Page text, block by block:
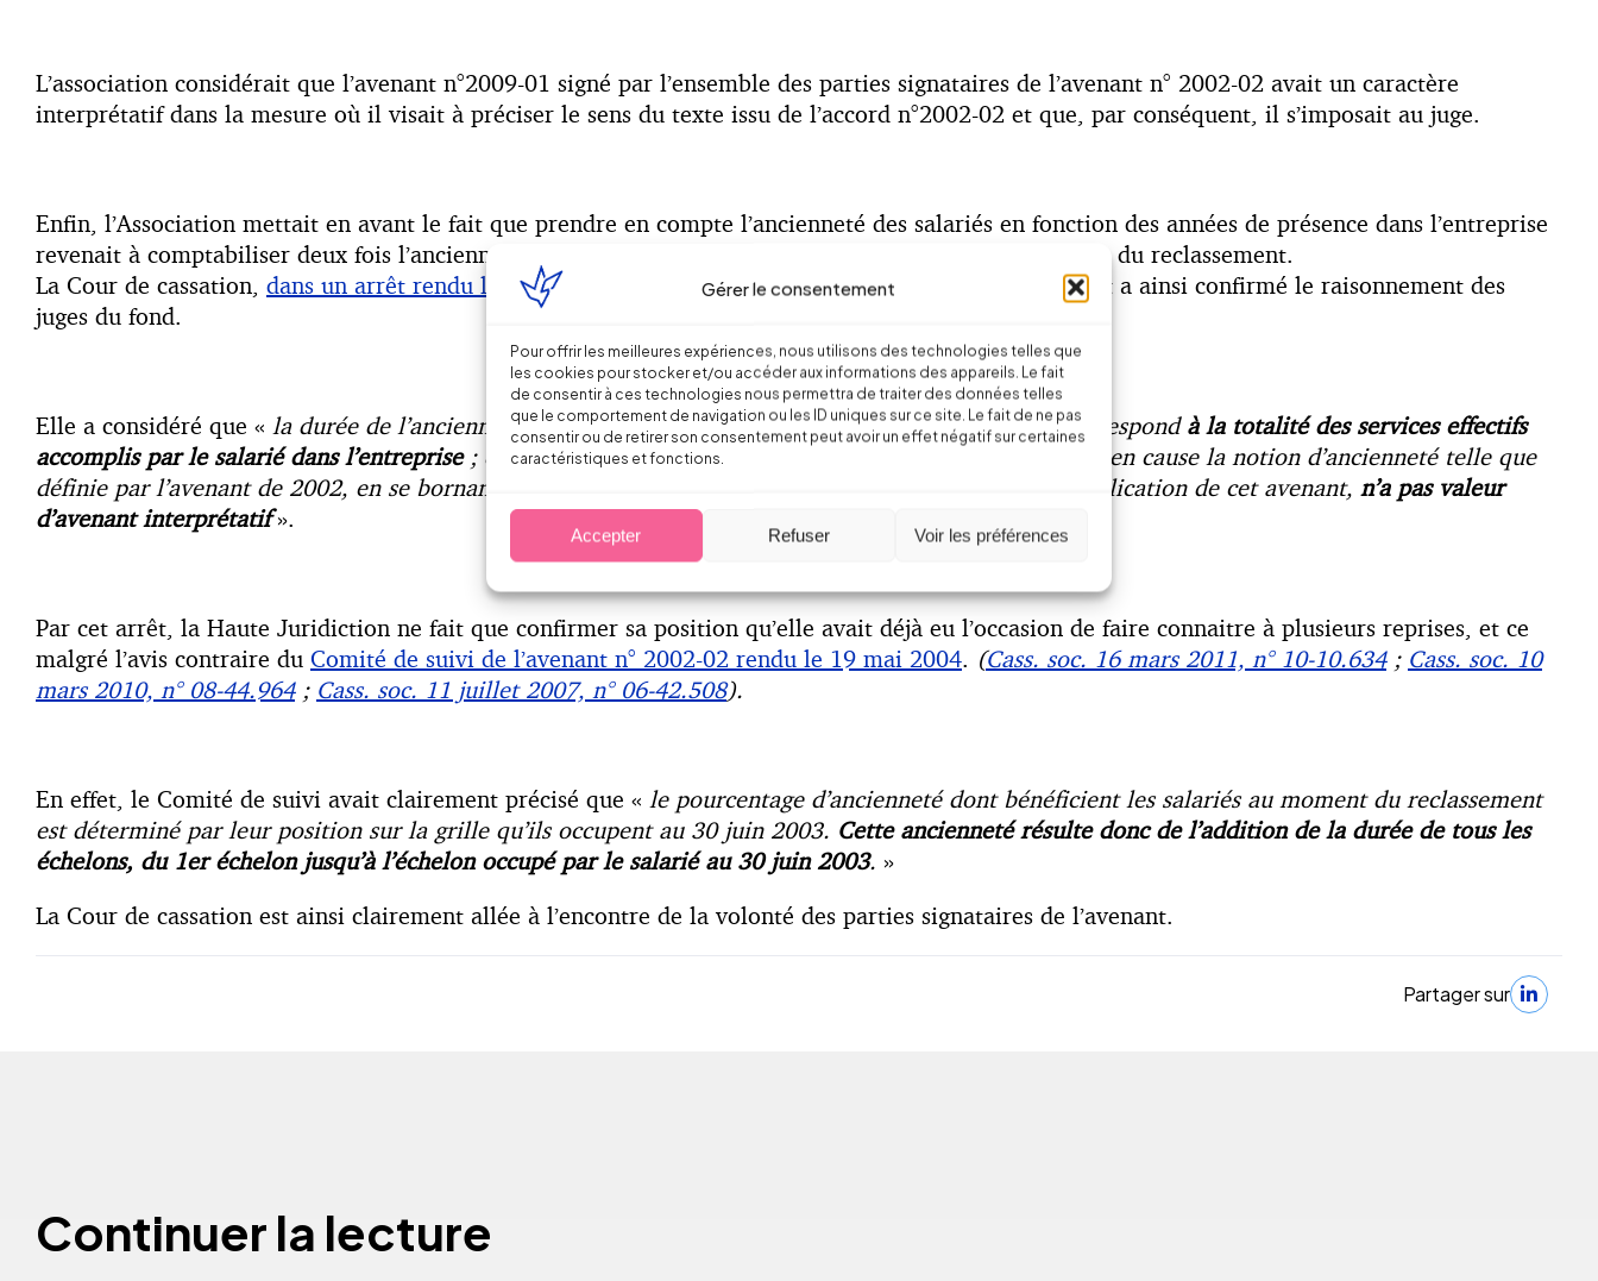
Gérer le consentement
Pour offrir les meilleures expériences, nous utilisons des technologies telles que
les cookies pour stocker et/ou accéder aux informations des appareils. Le fait
de consentir à ces technologies nous permettra de traiter des données telles
que le comportement de navigation ou les ID uniques sur ce site. Le fait de ne pas
consentir ou de retirer son consentement peut avoir un effet négatif sur certaines
caractéristiques et fonctions.
Accepter Refuser Voir les préférences
L’association considérait que l’avenant n°2009-01 signé par l’ensemble des parties signataires de l’avenant n° 2002-02 avait un caractère
interprétatif dans la mesure où il visait à préciser le sens du texte issu de l’accord n°2002-02 et que, par conséquent, il s’imposait au juge.
Enfin, l’Association mettait en avant le fait que prendre en compte l’ancienneté des salariés en fonction des années de présence dans l’entreprise
revenait à comptabiliser deux fois l’ancienneté des salariés, celle-ci ayant déjà été intégrée au moment du reclassement.
La Cour de cassation, dans un arrêt rendu le 29 janvier 2014
, a rejeté les arguments de l’Association et a ainsi confirmé le raisonnement des
juges du fond.
Elle a considéré que « la durée de l’ancienneté à prendre en compte pour le calcul de cette prime correspond à la totalité des services effectifs
accomplis par le salarié dans l’entreprise; que l’avenant n° 2009-01 du 3 avril 2009, qui ne remet pas en cause la notion d’ancienneté telle que
définie par l’avenant de 2002, en se bornant à y renvoyer, pour les personnels présents à la date d’application de cet avenant, n’a pas valeur
d’avenant interprétatif ».
Par cet arrêt, la Haute Juridiction ne fait que confirmer sa position qu’elle avait déjà eu l’occasion de faire connaitre à plusieurs reprises, et ce
malgré l’avis contraire du Comité de suivi de l’avenant n° 2002-02 rendu le 19 mai 2004. (Cass. soc. 16 mars 2011, n° 10-10.634; Cass. soc. 10
mars 2010, n° 08-44.964; Cass. soc. 11 juillet 2007, n° 06-42.508).
En effet, le Comité de suivi avait clairement précisé que « le pourcentage d’ancienneté dont bénéficient les salariés au moment du reclassement
est déterminé par leur position sur la grille qu’ils occupent au 30 juin 2003. Cette ancienneté résulte donc de l’addition de la durée de tous les
échelons, du 1er échelon jusqu’à l’échelon occupé par le salarié au 30 juin 2003. »
La Cour de cassation est ainsi clairement allée à l’encontre de la volonté des parties signataires de l’avenant.
Partager sur
Continuer la lecture